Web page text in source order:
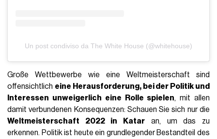
Un post condiviso da The White House (@whitehouse)
Große Wettbewerbe wie eine Weltmeisterschaft sind
offensichtlich eine Herausforderung, bei der Politik und
Interessen unweigerlich eine Rolle spielen, mit allen
damit verbundenen Konsequenzen: Schauen Sie sich nur die
Weltmeisterschaft 2022 in Katar an, um das zu
erkennen. Politik ist heute ein grundlegender Bestandteil des